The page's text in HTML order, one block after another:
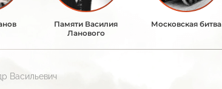
Памяти Василия
Ланового
Московская битва
Васильевич